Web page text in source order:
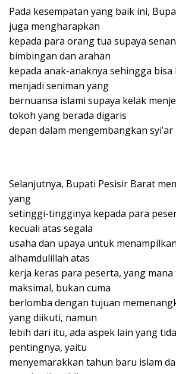
Pada kesempatan yang baik ini,
juga mengharapkan
kepada para orang tua supaya
bimbingan dan arahan
kepada anak-anaknya sehingga
menjadi seniman yang
bernuansa islami supaya kelak
tokoh yang berada digaris
depan dalam mengembangkan syi’ar
Selanjutnya, Bupati Pesisir Barat
yang
setinggi-tingginya kepada para
kecuali atas segala
usaha dan upaya untuk
alhamdulillah atas
kerja keras para peserta, yang
maksimal, bukan cuma
berlomba dengan tujuan
yang diikuti, namun
lebih dari itu, ada aspek lain yang
pentingnya, yaitu
menyemarakkan tahun baru islam